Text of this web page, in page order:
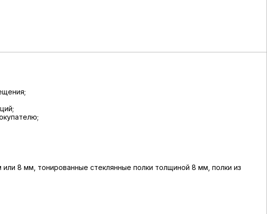
8 мм, тонированные стеклянные полки толщиной 8 мм, полки из